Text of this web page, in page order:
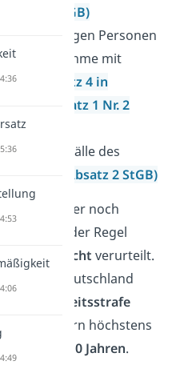
(§ 178 StGB)
gegen Personen
Geiselnahme mit
(§ 8 Absatz 4 in
mit Absatz 1 Nr. 2
schwere Fälle des
(§ 94 Absatz 2 StGB)
ein Straftäter noch
wird er in der Regel
verurteilt.
kann in Deutschland
Freiheitsstrafe
sondern höchstens
10 Jahren.